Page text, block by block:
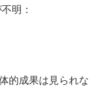
明：
的成果は見られな